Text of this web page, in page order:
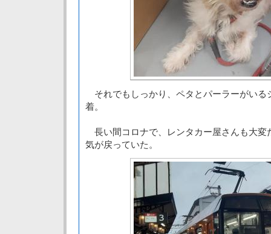
それでもしっかり、ペタとパーラーがいる
着。
長い間コロナで、レンタカー屋さんも大変
気が戻っていた。